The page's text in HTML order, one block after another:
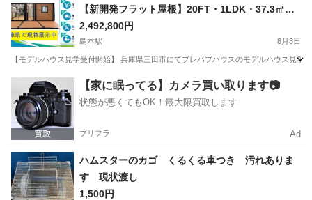
【新開発フラット屋根】20FT・1LDK・37.3㎡拡
張式プレハブ住宅｜2階積層対応モジュールハウス
｜高断熱・高気密仕様｜スタイリッシュなフラッ
トルーフデザイン｜住宅・別荘・セカンドハウ
とした居住空間を実現する拡張構造｜移動可能・
簡単設置・短工期施工｜キッチン・浴室・トイレ
相談可能｜・実物確認対応｜メーカー直販・高品
質ユニットハウス・次世代コンテナ住宅
2,492,800円
島本駅 8月8日
【モデルハウス見学受付開始】 兵庫県三田市にてプレハブハウスのモデルハウス見
大阪市 島本駅 その他 住宅
【家に眠ってる】カメラ買い取ります📷
状態が悪くてもOK！最大限買取します
プリフラ Ad
ハムスターのカゴ くるくる車つき 汚れありま
す 現状渡し
1,500円